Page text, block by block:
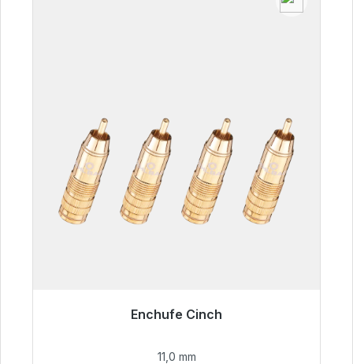
Enchufe Cinch
Listo para envío inmediato, plazo de entrega
11,0 mm